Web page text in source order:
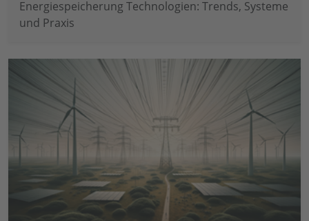
Energiespeicherung Technologien: Trends, Systeme
und Praxis